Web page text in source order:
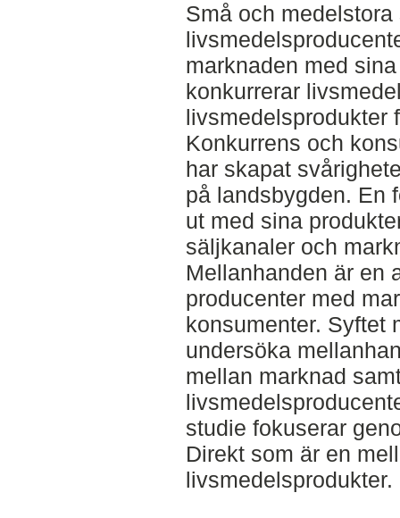
Små och
marknaden med
konkurrerar
livsmedelsprodukter
Konkurrens och
har skapat
på landsbygden. En
ut med sina
säljkanaler och
Mellanhanden är en
producenter med
konsumenter. Syftet
undersöka
mellan marknad
studie fokuserar
Direkt som är en
livsmedelsprodukter.